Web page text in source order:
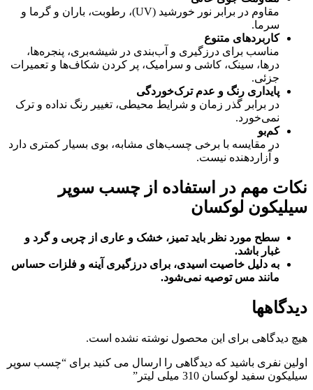
مقاوم در برابر نور خورشید (UV)، رطوبت، باران و گرما و
سرما.
کاربردهای متنوع
مناسب برای درزگیری و آب‌بندی در شیشه‌بری، پنجره‌ها،
درها، سینک، کاشی و سرامیک، پر کردن شکاف‌ها و تعمیرات
جزئی.
پایداری رنگ و عدم ترک‌خوردگی
در برابر گذر زمان و شرایط محیطی، تغییر رنگ نداده و ترک
نمی‌خورد.
کم‌بو
در مقایسه با برخی چسب‌های مشابه، بوی بسیار کمتری دارد
و آزاردهنده نیست.
نکات مهم در استفاده از چسب سوپر
سیلیکون لوکسان
سطح مورد نظر باید تمیز، خشک و عاری از چربی و گرد و
غبار باشد.
به دلیل خاصیت اسیدی، برای درزگیری آینه و فلزات حساس
مانند مس توصیه نمی‌شود.
دیدگاهها
هیچ دیدگاهی برای این محصول نوشته نشده است.
اولین نفری باشید که دیدگاهی را ارسال می کنید برای “چسب سوپر
سیلیکون سفید لوکسان 310 میلی لیتر”